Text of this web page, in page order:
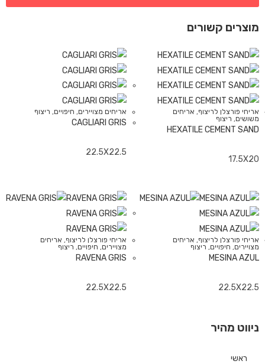
מוצרים קשורים
אריחי פורצלן לריצוף, אריחים
משושים, ריצוף
HEXATILE CEMENT SAND
17.5X20
אריחים מצויירים, חיפויים, ריצוף
CAGLIARI GRIS
22.5X22.5
אריחי פורצלן לריצוף, אריחים
מצויירים, חיפויים, ריצוף
MESINA AZUL
22.5X22.5
אריחי פורצלן לריצוף, אריחים
מצויירים, חיפויים, ריצוף
RAVENA GRIS
22.5X22.5
ניווט מהיר
ראשי